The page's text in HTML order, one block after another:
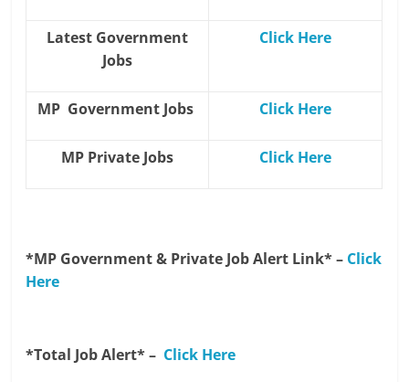
Latest Government
Jobs
Click Here
MP Government Jobs Click Here
MP Private Jobs Click Here
*MP Government & Private Job Alert Link* – Click
Here
*Total Job Alert* – Click Here